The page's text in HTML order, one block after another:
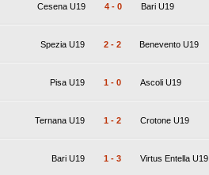
Cesena U19 4 - 0 Bari U19
Spezia U19 2 - 2 Benevento U19
Pisa U19 1 - 0 Ascoli U19
Ternana U19 1 - 2 Crotone U19
Bari U19 1 - 3 Virtus Entella U19